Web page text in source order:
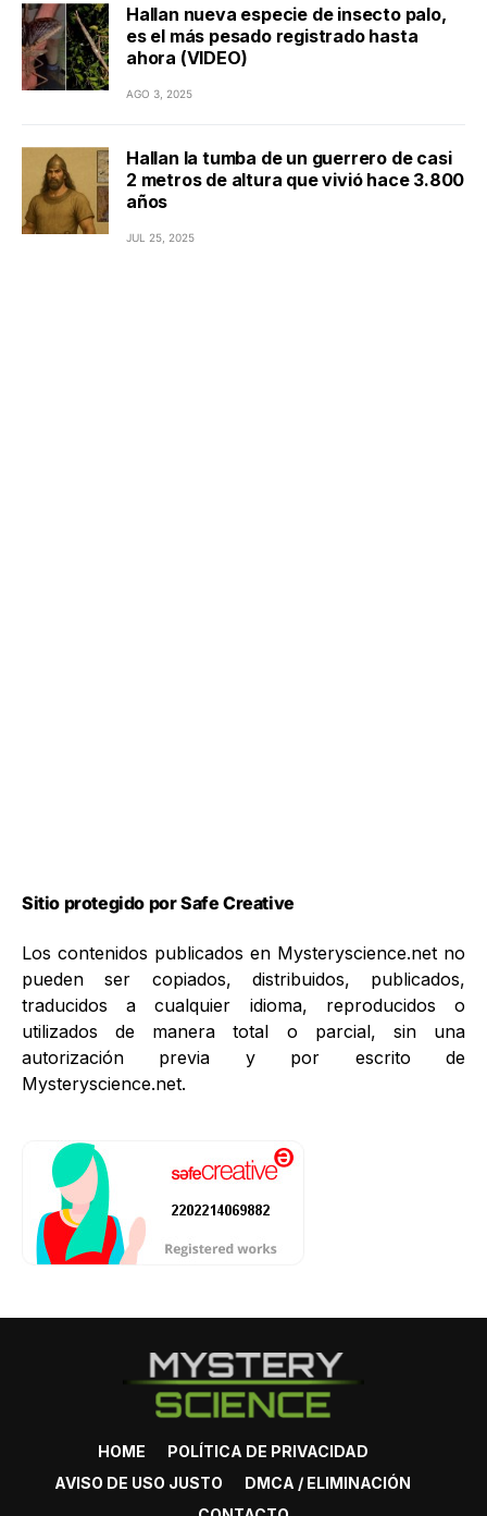
Hallan nueva especie de insecto palo,
es el más pesado registrado hasta
ahora (VIDEO)
AGO 3, 2025
Hallan la tumba de un guerrero de casi
2 metros de altura que vivió hace 3.800
años
JUL 25, 2025
Sitio protegido por Safe Creative
Los contenidos publicados en Mysteryscience.net no
pueden ser copiados, distribuidos, publicados,
traducidos a cualquier idioma, reproducidos o
utilizados de manera total o parcial, sin una
autorización previa y por escrito de
Mysteryscience.net.
HOME
POLÍTICA DE PRIVACIDAD
AVISO DE USO JUSTO
DMCA / ELIMINACIÓN